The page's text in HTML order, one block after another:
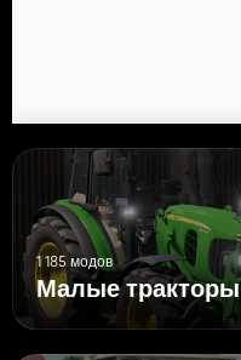
1 185 модов
Малые тракторы